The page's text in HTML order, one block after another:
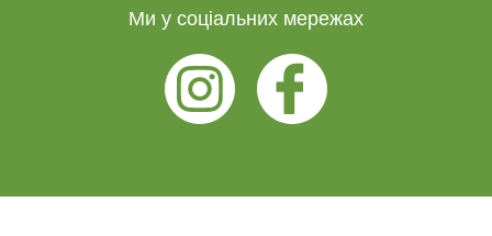
Ми у соціальних мережах